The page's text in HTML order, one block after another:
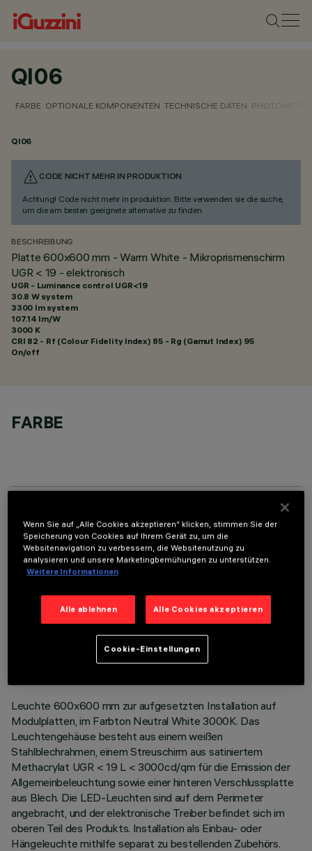
QI06
FARBE OPTIONALE KOMPONENTEN TECHNISCHE DATEN
QI06
CODE NICHT MEHR IN PRODUKTION
Achtung! Code nicht mehr in produktion. Bitte verwenden sie die suche,
um die am besten geeignete alternative zu finden.
BESCHREIBUNG
Platte 600x600 mm - Warm White - Mikroprismenschirm
UGR < 19 - elektronisch
UGR - Luminance control UGR<19
30.8 W system
3300 lm system
107.14 lm/W
3000 K
CRI 82 - Rf (Colour Fidelity Index) 85 - Rg (Gamut Index) 95
On/off
FARBE
OPTIONALE KOMPONENTEN
TECHNISCHE DATEN
LETZTES UPDATE: 02.08.2026
Leuchte 600x600 mm zur aufgesetzten Installation auf
Modulplatten, im Farbton Neutral White 3000K. Das
Leuchtengehäuse besteht aus einem weißen
Stahlblechrahmen, einem Streuschirm aus satiniertem
Methacrylat UGR < 19 L < 3000cd/qm für die Emission der
Allgemeinbeleuchtung sowie einer hinteren Verschlussplatte
aus Blech. Die LED-Leuchten sind auf dem Perimeter
angebracht, und der elektronische Treiber befindet sich im
oberen Teil des Produkts. Installation als Einbau- oder
Hängeleuchte mithilfe separat zu bestellenden Zubehörs.
Wenn Sie auf „Alle Cookies akzeptieren“ klicken, stimmen Sie der
Speicherung von Cookies auf Ihrem Gerät zu, um die
Websitenavigation zu verbessern, die Websitenutzung zu
analysieren und unsere Marketingbemühungen zu unterstützen.
Weitere Informationen
Alle ablehnen Alle Cookies akzeptieren
Cookie-Einstellungen